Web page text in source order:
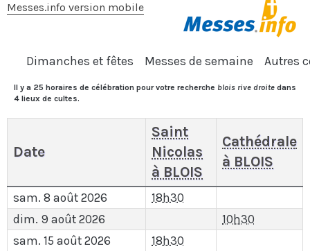
Messes.info version mobile
Dimanches et fêtes Messes de semaine Autres
Il y a 25 horaires de célébration pour votre recherche blois rive droite dans
4 lieux de cultes.
Date
Saint
Nicolas
à BLOIS
Cathédrale
à BLOIS
sam. 8 août 2026
18h30
dim. 9 août 2026
10h30
sam. 15 août 2026
18h30